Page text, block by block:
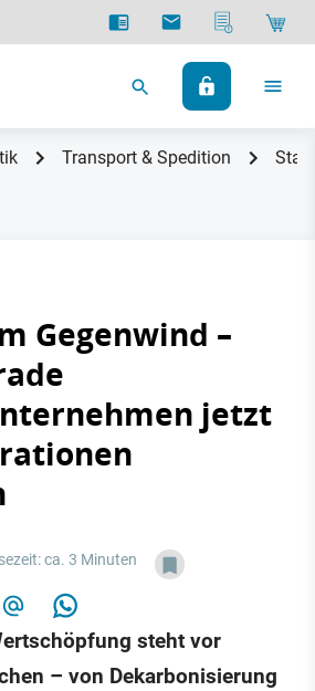
Transport & Spedition
Gegenwind –
jetzt
ca. 3 Minuten
steht vor
– von Dekarbonisierung